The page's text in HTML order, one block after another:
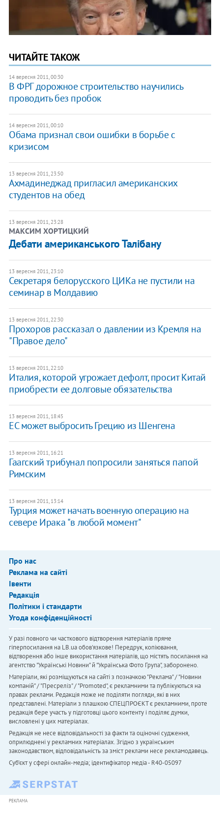
ЧИТАЙТЕ ТАКОЖ
14 вересня 2011, 00:30
В ФРГ дорожное строительство научились
проводить без пробок
14 вересня 2011, 00:10
Обама признал свои ошибки в борьбе с
кризисом
13 вересня 2011, 23:50
Ахмадинеджад пригласил американских
студентов на обед
13 вересня 2011, 23:28
МАКСИМ ХОРТИЦКИЙ
Дебати американського Талібану
13 вересня 2011, 23:10
Секретаря белорусского ЦИКа не пустили на
семинар в Молдавию
13 вересня 2011, 22:30
Прохоров рассказал о давлении из Кремля на
"Правое дело"
13 вересня 2011, 22:10
Италия, которой угрожает дефолт, просит Китай
приобрести ее долговые обязательства
13 вересня 2011, 18:45
ЕС может выбросить Грецию из Шенгена
13 вересня 2011, 16:21
Гаагский трибунал попросили заняться папой
Римским
13 вересня 2011, 13:14
Турция может начать военную операцию на
севере Ирака "в любой момент"
Про нас
Реклама на сайті
Івенти
Редакція
Політики і стандарти
Угода конфіденційності
У разі повного чи часткового відтворення матеріалів пряме
гіперпосилання на LB.ua обов'язкове! Передрук, копіювання,
відтворення або інше використання матеріалів, що містять посилання на
агентство "Українськi Новини" й "Українська Фото Група", заборонено.
Матеріали, які розміщуються на сайті з позначкою "Реклама" / "Новини
компаній" / "Пресреліз" / "Promoted", є рекламними та публікуються на
правах реклами. Редакція може не поділяти погляди, які в них
представлені. Матеріали з плашкою СПЕЦПРОЄКТ є рекламними, проте
редакція бере участь у підготовці цього контенту і поділяє думки,
висловлені у цих матеріалах.
Редакція не несе відповідальності за факти та оціночні судження,
оприлюднені у рекламних матеріалах. Згідно з українським
законодавством, відповідальність за зміст реклами несе рекламодавець.
Cуб'єкт у сфері онлайн-медіа; ідентифікатор медіа - R40-05097
РЕКЛАМА